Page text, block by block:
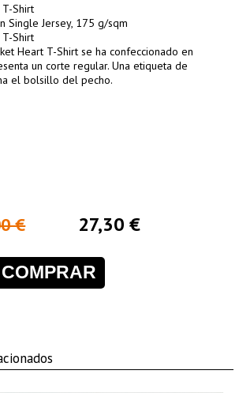
Shirt
Single Jersey, 175 g/sqm
Shirt
Heart T-Shirt se ha confeccionado en
un corte regular. Una etiqueta de
el bolsillo del pecho.
€ 27,30 €
COMPRAR